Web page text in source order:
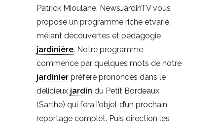
Patrick Mioulane, NewsJardinTV vous
propose un programme riche etvarié,
mêlant découvertes et pédagogie
jardinière. Notre programme
commence par quelques mots de notre
jardinier préféré prononcés dans le
délicieux jardin du Petit Bordeaux
(Sarthe) qui fera l’objet d’un prochain
reportage complet. Puis direction les